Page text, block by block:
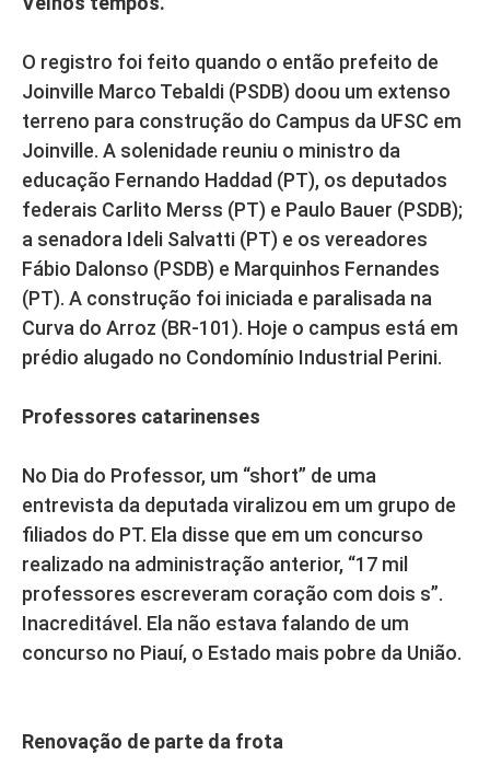
O registro foi feito quando o então prefeito de
Joinville Marco Tebaldi (PSDB) doou um extenso
terreno para construção do Campus da UFSC em
Joinville. A solenidade reuniu o ministro da
educação Fernando Haddad (PT), os deputados
federais Carlito Merss (PT) e Paulo Bauer (PSDB);
a senadora Ideli Salvatti (PT) e os vereadores
Fábio Dalonso (PSDB) e Marquinhos Fernandes
(PT). A construção foi iniciada e paralisada na
Curva do Arroz (BR-101). Hoje o campus está em
prédio alugado no Condomínio Industrial Perini.
Professores catarinenses
No Dia do Professor, um “short” de uma
entrevista da deputada viralizou em um grupo de
filiados do PT. Ela disse que em um concurso
realizado na administração anterior, “17 mil
professores escreveram coração com dois s”.
Inacreditável. Ela não estava falando de um
concurso no Piauí, o Estado mais pobre da União.
Renovação de parte da frota